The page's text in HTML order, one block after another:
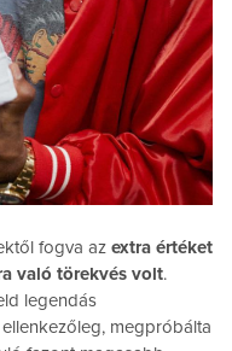
fogva az extra értéket
való törekvés volt.
legendás
megpróbálta